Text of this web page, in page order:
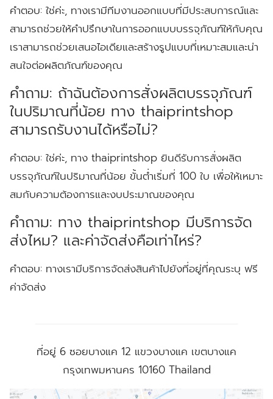
คำตอบ: ใช่ค่ะ, ทางเรามีทีมงานออกแบบที่มีประสบการณ์และ
สามารถช่วยให้คำปรึกษาในการออกแบบบรรจุภัณฑ์ให้กับคุณ
เราสามารถช่วยเสนอไอเดียและสร้างรูปแบบที่เหมาะสมและน่า
สนใจต่อผลิตภัณฑ์ของคุณ
คำถาม: ถ้าฉันต้องการสั่งผลิตบรรจุภัณฑ์
ในปริมาณที่น้อย ทาง thaiprintshop
สามารถรับงานได้หรือไม่?
คำตอบ: ใช่ค่ะ, ทาง thaiprintshop ยินดีรับการสั่งผลิต
บรรจุภัณฑ์ในปริมาณที่น้อย ขั้นต่ำเริ่มที่ 100 ใบ เพื่อให้เหมาะ
สมกับความต้องการและงบประมาณของคุณ
คำถาม: ทาง thaiprintshop มีบริการจัด
ส่งไหม? และค่าจัดส่งคือเท่าไหร่?
คำตอบ: ทางเรามีบริการจัดส่งสินค้าไปยังที่อยู่ที่คุณระบุ ฟรี
ค่าจัดส่ง
ที่อยู่ 6 ซอยบางแค 12 แขวงบางแค เขตบางแค
กรุงเทพมหานคร 10160 Thailand